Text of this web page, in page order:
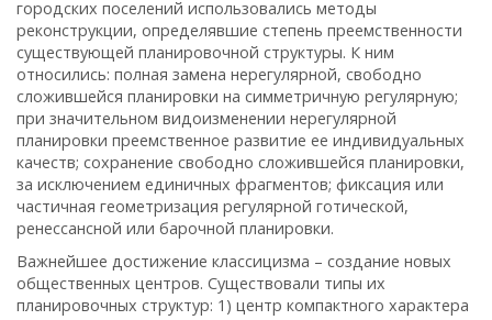
городских поселений использовались методы
реконструкции, определявшие степень преемственности
существующей планировочной структуры. К ним
относились: полная замена нерегулярной, свободно
сложившейся планировки на симметричную регулярную;
при значительном видоизменении нерегулярной
планировки преемственное развитие ее индивидуальных
качеств; сохранение свободно сложившейся планировки,
за исключением единичных фрагментов; фиксация или
частичная геометризация регулярной готической,
ренессансной или барочной планировки.
Важнейшее достижение классицизма – создание новых
общественных центров. Существовали типы их
планировочных структур: 1) центр компактного характера